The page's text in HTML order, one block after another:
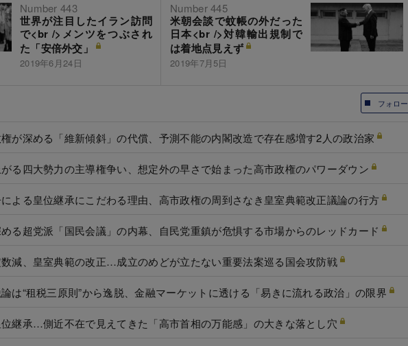
Number 443
世界が注目したイラン訪問
で<br />メンツをつぶされ
た「安倍外交」
2019年6月24日
Number 445
米朝会談で蚊帳の外だった
日本<br />対韓輸出規制で
は着地点見えず
2019年7月5日
フォロー
が深める「維新傾斜」の代償、予測不能の内閣改造で存在感増す2人の政治家
る四大勢力の主導権争い、想定外の早さで始まった高市政権のパワーダウン
よる皇位継承にこだわる理由、高市政権の周到さなき皇室典範改正議論の行方
る超党派「国民会議」の内幕、自民党重鎮が危惧する市場からのレッドカード
減、皇室典範の改正…成立のめどが立たない重要法案巡る国会攻防戦
は“租税三原則”から逸脱、金融マーケットに透ける「易きに流れる政治」の限界
継承…側近不在で見えてきた「高市首相の万能感」の大きな落とし穴